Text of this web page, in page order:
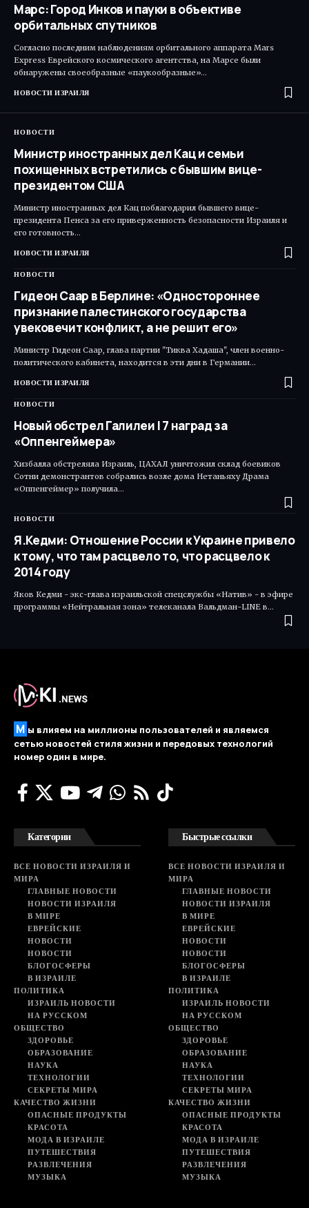
Марс: Город Инков и пауки в объективе
орбитальных спутников
Согласно последним наблюдениям орбитального аппарата Mars
Express Еврейского космического агентства, на Марсе были
обнаружены своеобразные «паукообразные»…
НОВОСТИ ИЗРАИЛЯ
НОВОСТИ
Министр иностранных дел Кац и семьи
похищенных встретились с бывшим вице-
президентом США
Министр иностранных дел Кац поблагодарил бывшего вице-
президента Пенса за его приверженность безопасности Израиля и
его готовность…
НОВОСТИ ИЗРАИЛЯ
НОВОСТИ
Гидеон Саар в Берлине: «Одностороннее
признание палестинского государства
увековечит конфликт, а не решит его»
Министр Гидеон Саар, глава партии "Тиква Хадаша", член военно-
политического кабинета, находится в эти дни в Германии…
НОВОСТИ ИЗРАИЛЯ
НОВОСТИ
Новый обстрел Галилеи | 7 наград за
«Оппенгеймера»
Хизбалла обстреляла Израиль, ЦАХАЛ уничтожил склад боевиков
Сотни демонстрантов собрались возле дома Нетаньяху Драма
«Оппенгеймер» получила…
НОВОСТИ
Я.Кедми: Отношение России к Украине привело
к тому, что там расцвело то, что расцвело к
2014 году
Яков Кедми - экс-глава израильской спецслужбы «Натив» - в эфире
программы «Нейтральная зона» телеканала Вальдман-LINE в…
М ы влияем на миллионы пользователей и являемся
сетью новостей стиля жизни и передовых технологий
номер один в мире.
Категории
ВСЕ НОВОСТИ ИЗРАИЛЯ И
МИРА
ГЛАВНЫЕ НОВОСТИ
НОВОСТИ ИЗРАИЛЯ
В МИРЕ
ЕВРЕЙСКИЕ
НОВОСТИ
НОВОСТИ
БЛОГОСФЕРЫ
В ИЗРАИЛЕ
ПОЛИТИКА
ИЗРАИЛЬ НОВОСТИ
НА РУССКОМ
ОБЩЕСТВО
ЗДОРОВЬЕ
ОБРАЗОВАНИЕ
НАУКА
ТЕХНОЛОГИИ
СЕКРЕТЫ МИРА
КАЧЕСТВО ЖИЗНИ
ОПАСНЫЕ ПРОДУКТЫ
КРАСОТА
МОДА В ИЗРАИЛЕ
ПУТЕШЕСТВИЯ
РАЗВЛЕЧЕНИЯ
МУЗЫКА
Быстрые ссылки
ВСЕ НОВОСТИ ИЗРАИЛЯ И
МИРА
ГЛАВНЫЕ НОВОСТИ
НОВОСТИ ИЗРАИЛЯ
В МИРЕ
ЕВРЕЙСКИЕ
НОВОСТИ
НОВОСТИ
БЛОГОСФЕРЫ
В ИЗРАИЛЕ
ПОЛИТИКА
ИЗРАИЛЬ НОВОСТИ
НА РУССКОМ
ОБЩЕСТВО
ЗДОРОВЬЕ
ОБРАЗОВАНИЕ
НАУКА
ТЕХНОЛОГИИ
СЕКРЕТЫ МИРА
КАЧЕСТВО ЖИЗНИ
ОПАСНЫЕ ПРОДУКТЫ
КРАСОТА
МОДА В ИЗРАИЛЕ
ПУТЕШЕСТВИЯ
РАЗВЛЕЧЕНИЯ
МУЗЫКА